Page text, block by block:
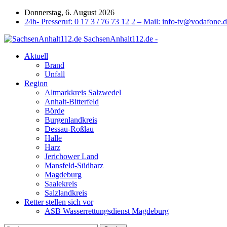
Donnerstag, 6. August 2026
24h- Presseruf: 0 17 3 / 76 73 12 2 – Mail: info-
SachsenAnhalt112.de -
Aktuell
Brand
Unfall
Region
Altmarkkreis Salzwedel
Anhalt-Bitterfeld
Börde
Burgenlandkreis
Dessau-Roßlau
Halle
Harz
Jerichower Land
Mansfeld-Südharz
Magdeburg
Saalekreis
Salzlandkreis
Retter stellen sich vor
ASB Wasserrettungsdienst Magdeburg